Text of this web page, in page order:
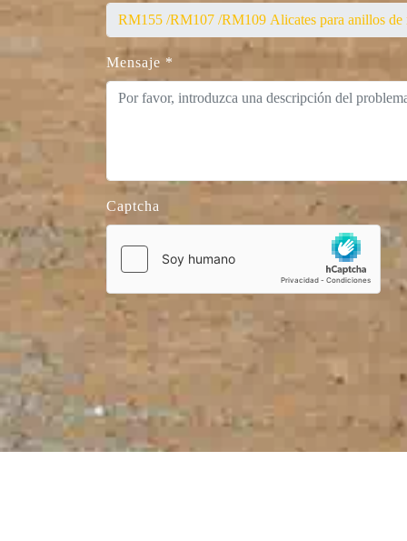
Mensaje *
Captcha